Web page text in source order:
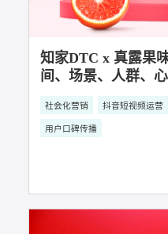
社会化营销 DTC整合营销